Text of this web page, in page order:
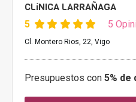
CLíNICA LARRAÑAGA
5 5
Cl. Montero Rios, 22, Vigo
Presupuestos con 5% de